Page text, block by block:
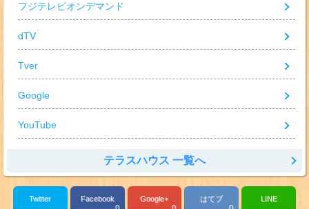
フジテレビオンデマンド
dTV
Tver
Google
YouTube
テラスハウス 一覧へ
Twitter
Facebook
Google+
はてブ
LINE